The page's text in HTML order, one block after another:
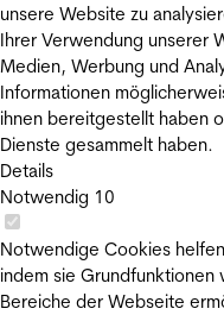
unsere Website zu
Ihrer Verwendung unserer
Medien, Werbung und
Informationen
ihnen bereitgestellt haben
Dienste gesammelt haben.
Details
Notwendig 10
Notwendige Cookies
indem sie
Bereiche der Webseite